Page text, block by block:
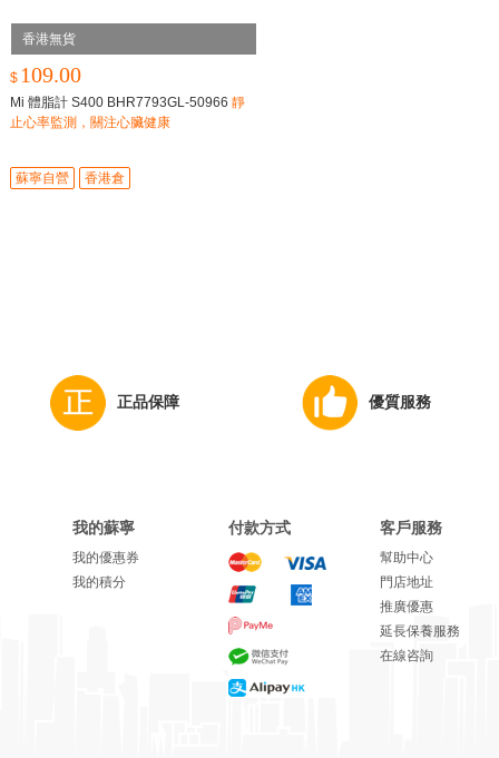
香港無貨
$ 109.00
Mi 體脂計 S400 BHR7793GL-50966 靜
止心率監測，關注心臟健康
蘇寧自營 香港倉
正品保障 優質服務
我的蘇寧
我的優惠券
我的積分
付款方式 客戶服務
幫助中心
門店地址
推廣優惠
延長保養服務
在線咨詢